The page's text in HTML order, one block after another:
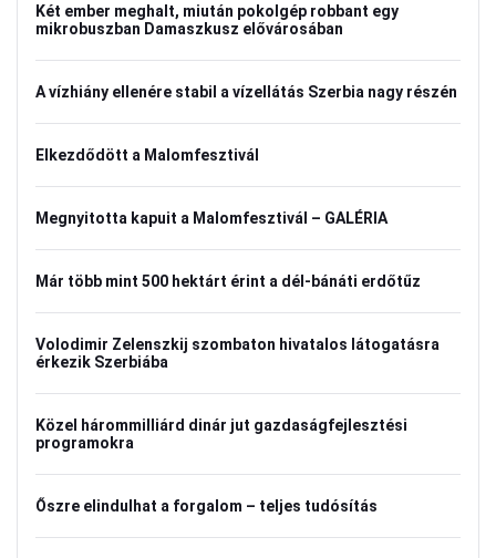
Két ember meghalt, miután pokolgép robbant egy
mikrobuszban Damaszkusz elővárosában
A vízhiány ellenére stabil a vízellátás Szerbia nagy részén
Elkezdődött a Malomfesztivál
Megnyitotta kapuit a Malomfesztivál – GALÉRIA
Már több mint 500 hektárt érint a dél-bánáti erdőtűz
Volodimir Zelenszkij szombaton hivatalos látogatásra
érkezik Szerbiába
Közel hárommilliárd dinár jut gazdaságfejlesztési
programokra
Őszre elindulhat a forgalom – teljes tudósítás